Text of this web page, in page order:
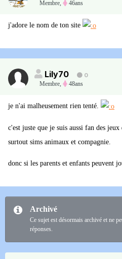
Membre, 46ans
j'adore le nom de ton site
Lily70
0
Membre, 48ans
je n'ai malheusement rien tenté.
c'est juste que je suis aussi fan des
surtout sims animaux et compagnie.
donc si les parents et enfants peuvent
Archivé
Ce sujet est désormais archivé et ne
réponses.